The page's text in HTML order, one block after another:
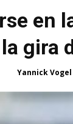
en
gira
Yannick Vogel